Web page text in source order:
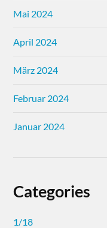
Mai 2024
April 2024
März 2024
Februar 2024
Januar 2024
Categories
1/18